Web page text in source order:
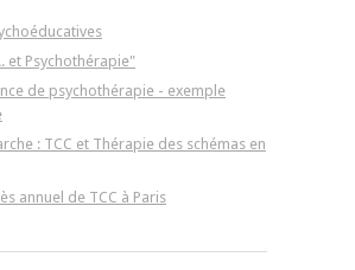
et Psychothérapie"
de psychothérapie - exemple
: TCC et Thérapie des schémas en
annuel de TCC à Paris